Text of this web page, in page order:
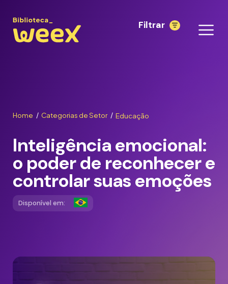
Filtrar
Home / Categorias de Setor / Educação
Inteligência emocional:
o poder de reconhecer e
controlar suas emoções
Disponível em: